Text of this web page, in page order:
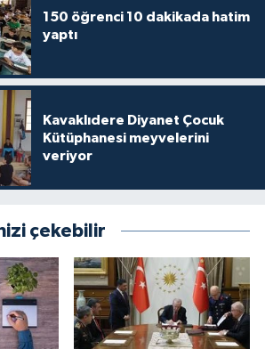
150 öğrenci 10 dakikada hatim
yaptı
Kavaklıdere Diyanet Çocuk
Kütüphanesi meyvelerini
veriyor
çekebilir